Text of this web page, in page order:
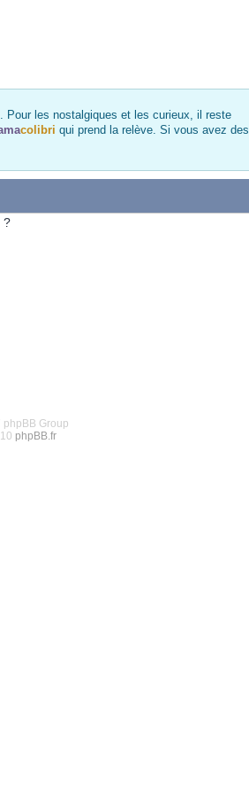
Pour les nostalgiques et les curieux, il reste
colibri qui prend la relève. Si vous avez des
?
Group
phpBB.fr